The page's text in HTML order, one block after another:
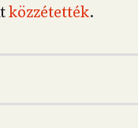
közzétették.